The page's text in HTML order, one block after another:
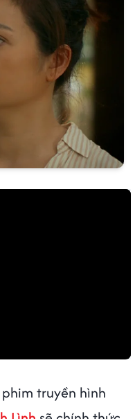
truyền hình